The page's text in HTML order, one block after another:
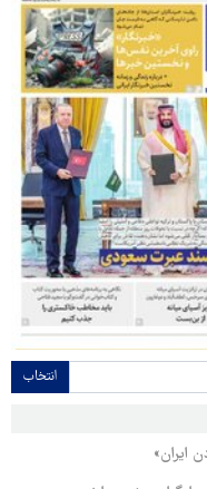
انتخاب
ایران»